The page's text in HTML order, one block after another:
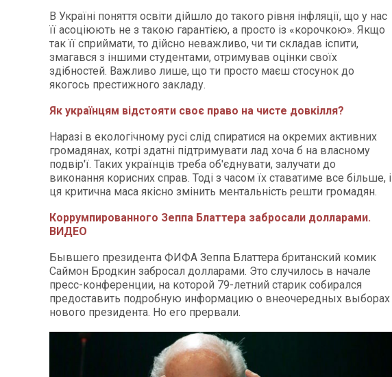
В Україні поняття освіти дійшло до такого рівня інфляції, що у нас
її асоціюють не з такою гарантією, а просто із «корочкою». Якщо
так її сприймати, то дійсно неважливо, чи ти складав іспити,
змагався з іншими студентами, отримував оцінки своїх
здібностей. Важливо лише, що ти просто маєш стосунок до
якогось престижного закладу.
Як українцям відстояти своє право на чисте довкілля?
Наразі в екологічному русі слід спиратися на окремих активних
громадянах, котрі здатні підтримувати лад хоча б на власному
подвір'ї. Таких українців треба об'єднувати, залучати до
виконання корисних справ. Тоді з часом їх ставатиме все більше, і
ця критична маса якісно змінить ментальність решти громадян.
Коррумпированного Зеппа Блаттера забросали долларами.
ВИДЕО
Бывшего президента ФИФА Зеппа Блаттера британский комик
Саймон Бродкин забросал долларами. Это случилось в начале
пресс-конференции, на которой 79-летний старик собирался
предоставить подробную информацию о внеочередных выборах
нового президента. Но его прервали.